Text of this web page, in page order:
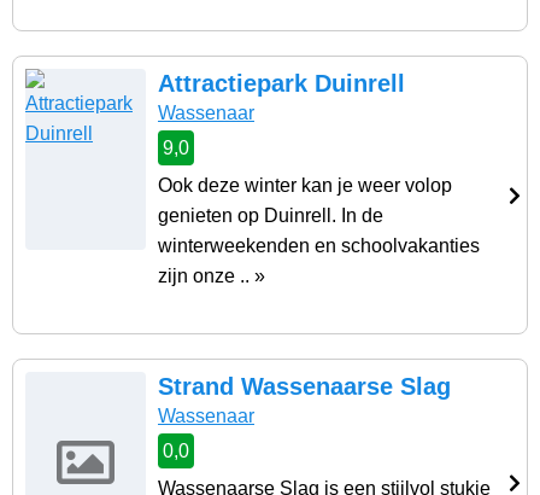
Attractiepark Duinrell
Wassenaar
9,0
Ook deze winter kan je weer volop
genieten op Duinrell. In de
winterweekenden en schoolvakanties
zijn onze .. »
Strand Wassenaarse Slag
Wassenaar
0,0
Wassenaarse Slag is een stijlvol stukje